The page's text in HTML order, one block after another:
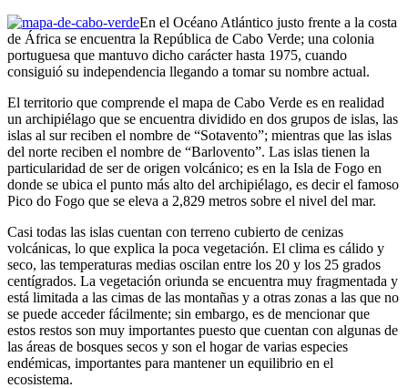
En el Océano Atlántico justo frente a la costa
de África se encuentra la República de Cabo Verde; una colonia
portuguesa que mantuvo dicho carácter hasta 1975, cuando
consiguió su independencia llegando a tomar su nombre actual.
El territorio que comprende el mapa de Cabo Verde es en realidad
un archipiélago que se encuentra dividido en dos grupos de islas, las
islas al sur reciben el nombre de “Sotavento”; mientras que las islas
del norte reciben el nombre de “Barlovento”. Las islas tienen la
particularidad de ser de origen volcánico; es en la Isla de Fogo en
donde se ubica el punto más alto del archipiélago, es decir el famoso
Pico do Fogo que se eleva a 2,829 metros sobre el nivel del mar.
Casi todas las islas cuentan con terreno cubierto de cenizas
volcánicas, lo que explica la poca vegetación. El clima es cálido y
seco, las temperaturas medias oscilan entre los 20 y los 25 grados
centígrados. La vegetación oriunda se encuentra muy fragmentada y
está limitada a las cimas de las montañas y a otras zonas a las que no
se puede acceder fácilmente; sin embargo, es de mencionar que
estos restos son muy importantes puesto que cuentan con algunas de
las áreas de bosques secos y son el hogar de varias especies
endémicas, importantes para mantener un equilibrio en el
ecosistema.